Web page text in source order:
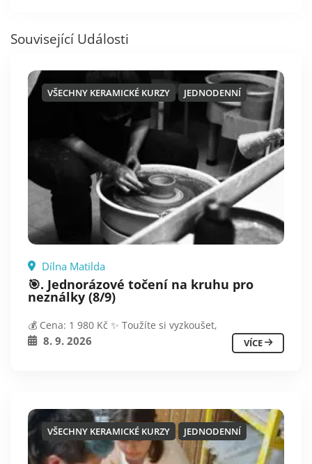
Související Události
VŠECHNY KERAMICKÉ KURZY JEDNODENNÍ
Dílna Matilda
🎯. Jednorázové točení na kruhu pro
neználky (8/9)
💰 Cena: 1 980 Kč ✨ Toužíte si vyzkoušet,
8. 9. 2026 VÍCE
VŠECHNY KERAMICKÉ KURZY JEDNODENNÍ